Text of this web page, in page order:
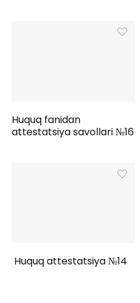
Huquq fanidan
attestatsiya savollari №16
Huquq attestatsiya №14